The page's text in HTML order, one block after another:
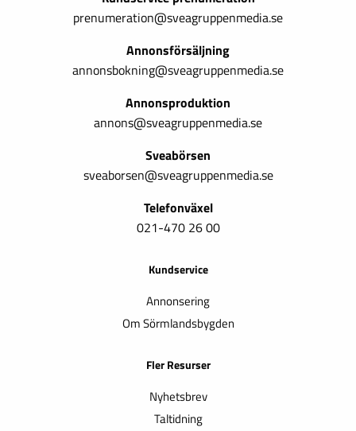
prenumeration@sveagruppenmedia.se
Annonsförsäljning
annonsbokning@sveagruppenmedia.se
Annonsproduktion
annons@sveagruppenmedia.se
Sveabörsen
sveaborsen@sveagruppenmedia.se
Telefonväxel
021-470 26 00
Kundservice
Annonsering
Om Sörmlandsbygden
Fler Resurser
Nyhetsbrev
Taltidning